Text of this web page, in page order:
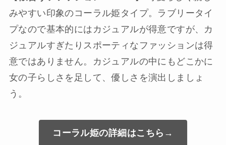
みやすい印象のコーラル姫タイプ。ラブリータイ
プなので基本的にはカジュアルが得意ですが、カ
ジュアルすぎたりスポーティなファッションは得
意ではありません。カジュアルの中にもどこかに
女の子らしさを足して、優しさを演出しましょ
う。
コーラル姫の詳細はこちら→